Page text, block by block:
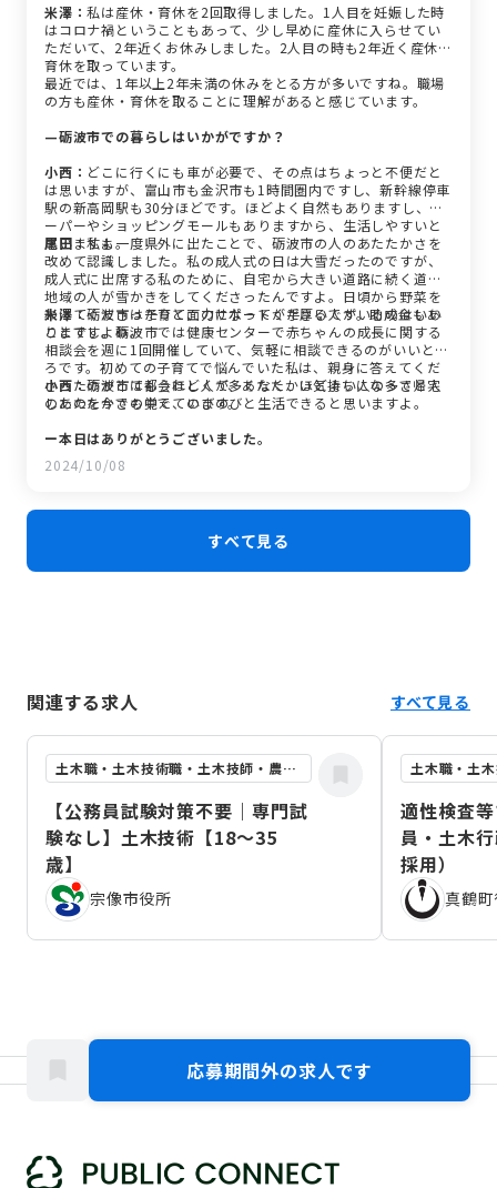
米澤：私は産休・育休を2回取得しました。1人目を妊娠した時
はコロナ禍ということもあって、少し早めに産休に入らせてい
ただいて、2年近くお休みしました。2人目の時も2年近く産休・
育休を取っています。
最近では、1年以上2年未満の休みをとる方が多いですね。職場
の方も産休・育休を取ることに理解があると感じています。
—砺波市での暮らしはいかがですか？
小西： どこに行くにも車が必要で、その点はちょっと不便だと
は思いますが、富山市も金沢市も1時間圏内ですし、新幹線停車
駅の新高岡駅も30分ほどです。ほどよく自然もありますし、ス
ーパーやショッピングモールもありますから、生活しやすいと
思いますよ。
尾田：私も一度県外に出たことで、砺波市の人のあたたかさを
改めて認識しました。私の成人式の日は大雪だったのですが、
成人式に出席する私のために、自宅から大きい道路に続く道を
地域の人が雪かきをしてくださったんですよ。日頃から野菜を
わけてくださったりと、力になってくださる人がいるのはいい
ことですよね。
米澤：砺波市は子育て面のサポートが手厚いです。助成金もあ
りますし。砺波市では健康センターで赤ちゃんの成長に関する
相談会を週に1回開催していて、気軽に相談できるのがいいとこ
ろです。初めての子育てで悩んでいた私は、親身に答えてくだ
さったのがとてもうれしくて、あたたかい気持ちになって帰宅
したのを今でも覚えています。
小西：砺波市は都会ほど人が多くなく、ほどよい人の多さと人
のあたたかさの中で、のびのびと生活できると思いますよ。
ー本日はありがとうございました。
2024/10/08
すべて見る
関連する求人 すべて見る
土木職・土木技術職・土木技師・農業土木職
【公務員試験対策不要｜専門試
験なし】土木技術【18～35
歳】
宗像市役所
適性検査
員・土木
採用）
真鶴
応募期間外の求人です